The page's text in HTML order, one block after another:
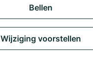
Bellen
Wijziging voorstellen